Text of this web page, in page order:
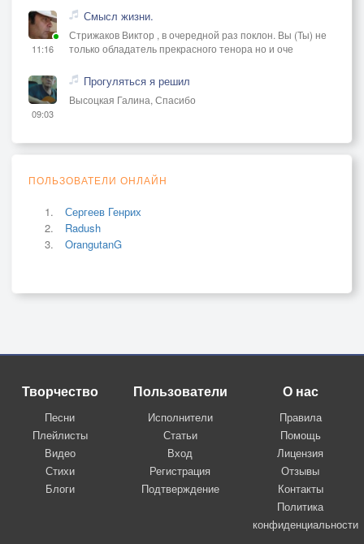
11:16
Смысл жизни.
Стрижаков Виктор , в очередной раз поклон. Вы (Ты) не
только обладатель прекрасного тенора но и оче
09:03
Прогуляться я решил
Высоцкая Галина, Спасибо
ПОЛЬЗОВАТЕЛИ ОНЛАЙН
Сергеев Генрих
Radush
OrangutanG
Творчество
Песни
Плейлисты
Видео
Стихи
Блоги
Пользователи
Исполнители
Статьи
Вход
Регистрация
Подтверждение
О нас
Правила
Помощь
Лицензия
Отзывы
Контакты
Политика
конфиденциальности